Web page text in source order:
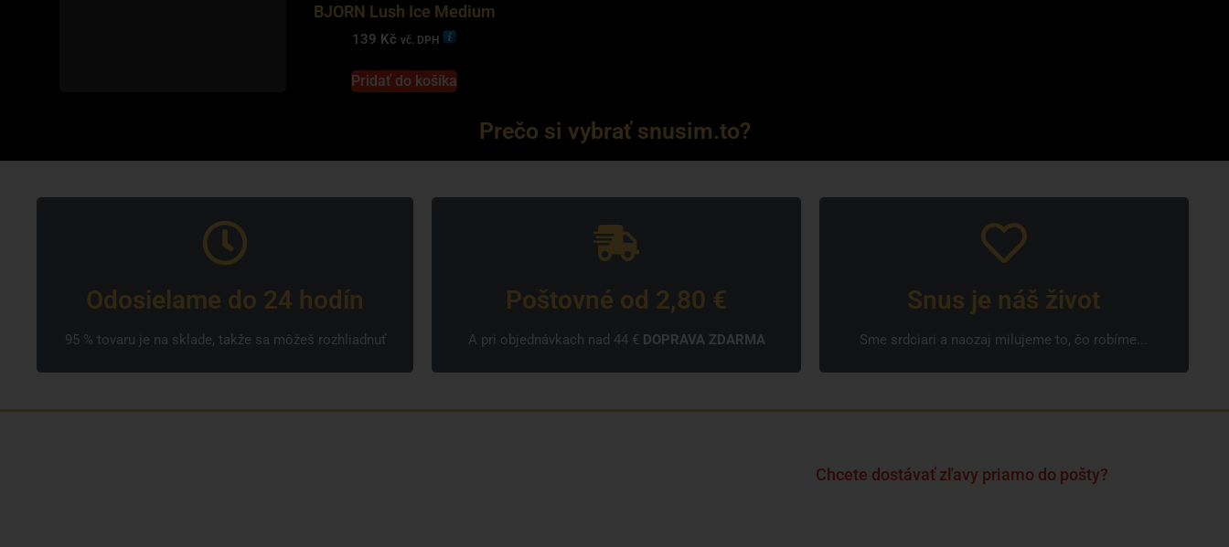
BJORN Lush Ice Medium
139 Kč vč. DPH
Pridať do košíka
Prečo si vybrať snusim.to?
Odosielame do 24 hodín
95 % tovaru je na sklade, takže sa môžeš rozhliadnuť
Poštovné od 2,80 €
A pri objednávkach nad 44 € DOPRAVA ZDARMA
Snus je náš život
Sme srdciari a naozaj milujeme to, čo robíme...
Chcete dostávať zľavy priamo do pošty?